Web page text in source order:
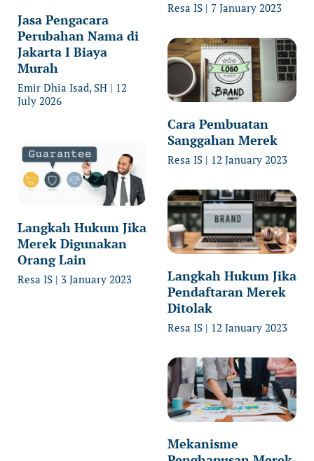
Jasa Pengacara
Perubahan Nama di
Jakarta I Biaya
Murah
Emir Dhia Isad, SH
12
July 2026
Langkah Hukum Jika
Merek Digunakan
Orang Lain
Resa IS 3 January 2023
Resa IS 7 January 2023
Cara Pembuatan
Sanggahan Merek
Resa IS 12 January 2023
Langkah Hukum Jika
Pendaftaran Merek
Ditolak
Resa IS 12 January 2023
Mekanisme